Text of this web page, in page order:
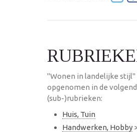
"Wonen in landelijke stijl"
opgenomen in de
(sub-)rubrieken:
Huis, Tuin
Handwerken, Hobby